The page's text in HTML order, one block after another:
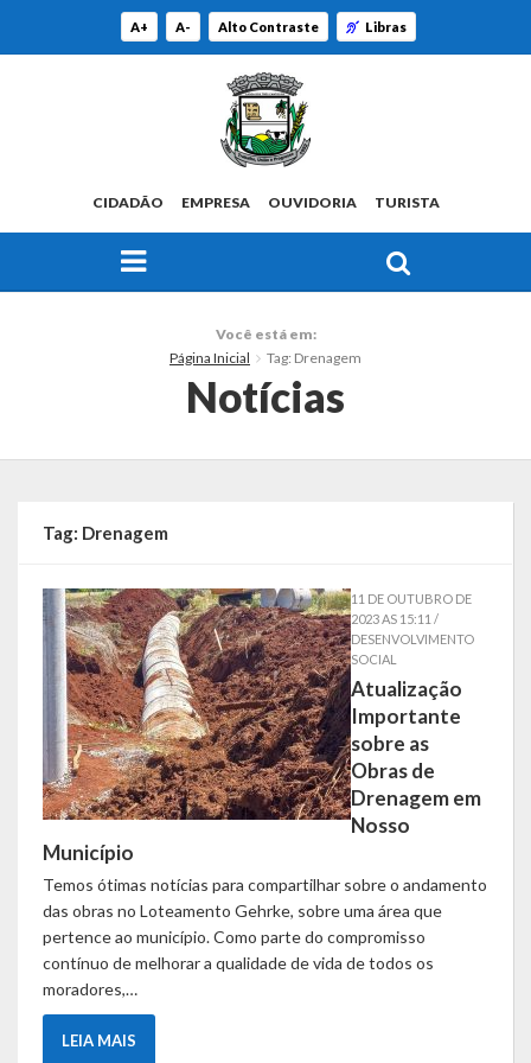
A+ A- Alto Contraste Libras
CIDADÃO EMPRESA OUVIDORIA TURISTA
Estatísticas
Governo
Administração
Ex-Administradores
Conselhos Municipais
Secretarias
Administração, Fazenda e Planejamento
Desenvolvimento Econômico
Desenvolvimento Social
Educação, Cultura, Turismo, Desporto e Lazer
Você está em:
Página Inicial
Tag: Drenagem
Notícias
Tag: Drenagem
11 DE OUTUBRO DE
2023 AS 15:11 /
DESENVOLVIMENTO
SOCIAL
Atualização
Importante
sobre as
Obras de
Drenagem em
Nosso
Município
Temos ótimas notícias para compartilhar sobre o andamento
das obras no Loteamento Gehrke, sobre uma área que
pertence ao município. Como parte do compromisso
contínuo de melhorar a qualidade de vida de todos os
moradores,…
LEIA MAIS